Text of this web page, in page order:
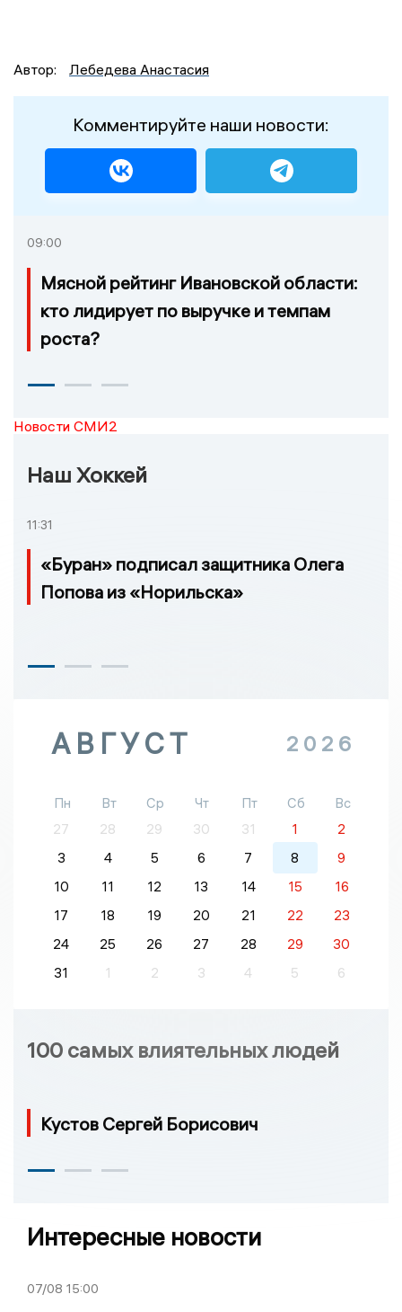
Автор: Лебедева Анастасия
Комментируйте наши новости:
09:00
Мясной рейтинг Ивановской области:
кто лидирует по выручке и темпам
роста?
Новости СМИ2
Наш Хоккей
11:31
«Буран» подписал защитника Олега
Попова из «Норильска»
АВГУСТ 2026
Пн Вт Ср Чт Пт Сб
Вс
27
28 29 30 31 1
2
3
4 5 6 7 8
9
10
11 12 13 14 15
16
17
18 19 20 21 22
23
24
25 26 27 28 29
30
31
1 2 3 4 5 6
100 самых влиятельных людей
Кустов Сергей Борисович
Интересные новости
07/08 15:00